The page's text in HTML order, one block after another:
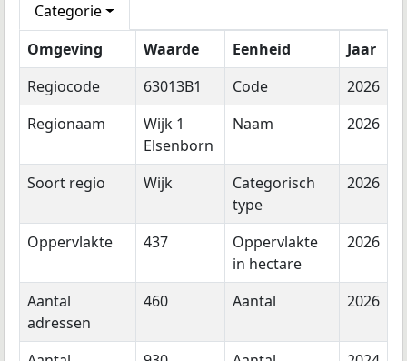
Categorie
Omgeving
Waarde Eenheid
Jaar
Regiocode
63013B1 Code
2026
Regionaam
Wijk 1
Elsenborn
Naam 2026
Soort regio Wijk
Categorisch
type
2026
Oppervlakte 437
Oppervlakte
in hectare
2026
Aantal
adressen
460 Aantal 2026